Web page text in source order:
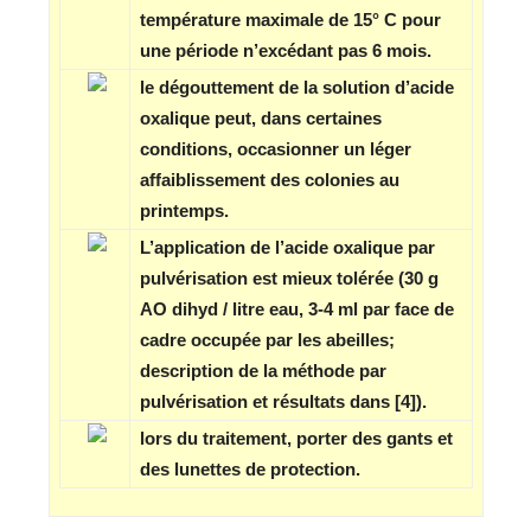
température maximale de 15° C pour
une période n’excédant pas 6 mois.
le dégouttement de la solution d’acide
oxalique peut, dans certaines
conditions, occasionner un léger
affaiblissement des colonies au
printemps.
L’application de l’acide oxalique par
pulvérisation est mieux tolérée (30 g
AO dihyd / litre eau, 3-4 ml par face de
cadre occupée par les abeilles;
description de la méthode par
pulvérisation et résultats dans [4]).
lors du traitement, porter des gants et
des lunettes de protection.